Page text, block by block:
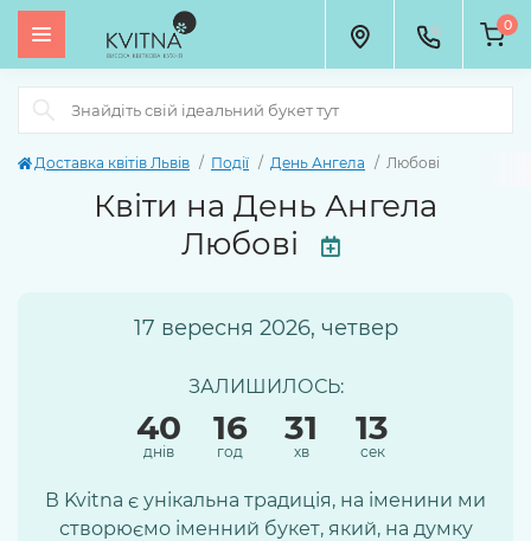
0
Доставка квітів Львів Події День Ангела Любові
Квіти на День Ангела
Любові
17 вересня 2026, четвер
ЗАЛИШИЛОСЬ:
40
днів
16
год
31
хв
12
сек
В Kvitna є унікальна традиція, на іменини ми
створюємо іменний букет, який, на думку